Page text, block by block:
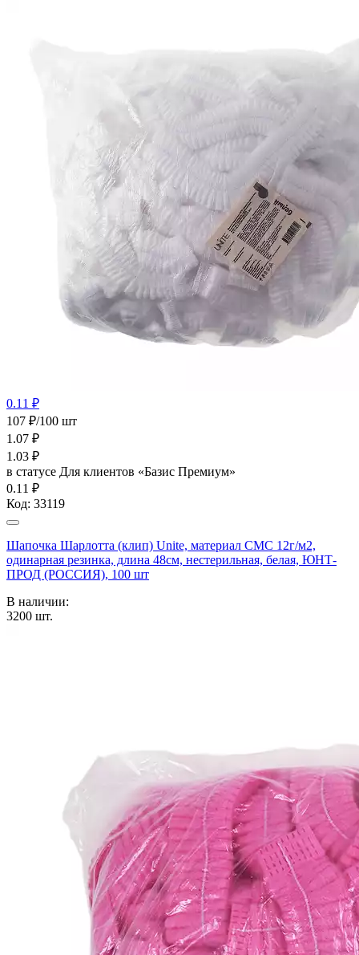
0.11 ₽
107 ₽/100 шт
1.07 ₽
1.03 ₽
в статусе Для клиентов «Базис Премиум»
0.11 ₽
Код: 33119
Шапочка Шарлотта (клип) Unite, материал СМС 12г/м2,
одинарная резинка, длина 48см, нестерильная, белая, ЮНТ-
ПРОД (РОССИЯ), 100 шт
В наличии:
3200 шт.